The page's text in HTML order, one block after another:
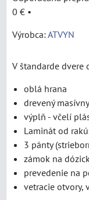
0 € •
Výrobca:ATVYN
V štandarde dvere
oblá hrana
drevený
výplň - včelí
Laminát od
3 pánty
zámok na
prevedenie na
vetracie otvory,